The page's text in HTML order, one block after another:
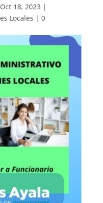
Oct 18, 2023 |
Locales |0